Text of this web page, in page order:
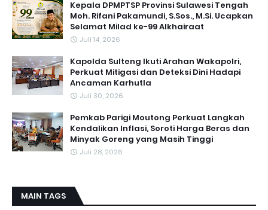
Kepala DPMPTSP Provinsi Sulawesi Tengah
Moh. Rifani Pakamundi, S.Sos., M.Si. Ucapkan
Selamat Milad ke-99 Alkhairaat
Juli 14, 2026
Kapolda Sulteng Ikuti Arahan Wakapolri,
Perkuat Mitigasi dan Deteksi Dini Hadapi
Ancaman Karhutla
Juli 30, 2026
Pemkab Parigi Moutong Perkuat Langkah
Kendalikan Inflasi, Soroti Harga Beras dan
Minyak Goreng yang Masih Tinggi
Juli 28, 2026
MAIN TAGS